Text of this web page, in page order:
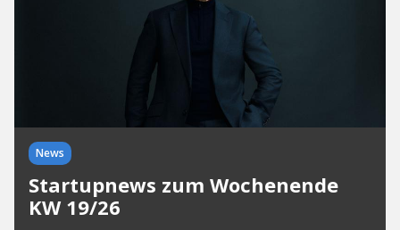
News
Startupnews zum Wochenende
KW 19/26